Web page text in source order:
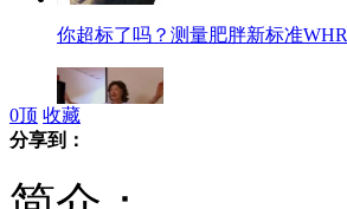
你超标了吗？测量肥胖新标准WHR
0顶 收藏
分享到：